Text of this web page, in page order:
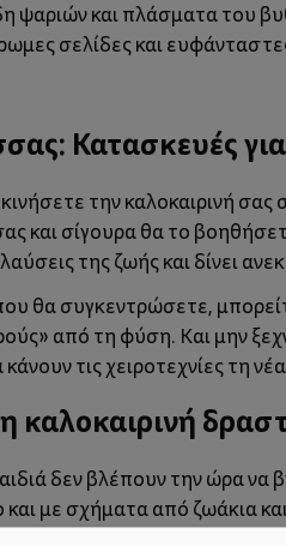
ψαριών και πλάσματα του
σελίδες και
Κατασκευές
την καλοκαιρινή
και σίγουρα θα το
της ζωής και δίνει
θα συγκεντρώσετε,
από τη φύση. Και μην
τις χειροτεχνίες τη
καλοκαιρινή
δεν βλέπουν την ώρα να
με σχήματα από ζωάκια
να φτιάξετε ένα